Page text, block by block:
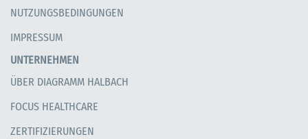
NUTZUNGSBEDINGUNGEN
IMPRESSUM
UNTERNEHMEN
ÜBER DIAGRAMM HALBACH
FOCUS HEALTHCARE
ZERTIFIZIERUNGEN